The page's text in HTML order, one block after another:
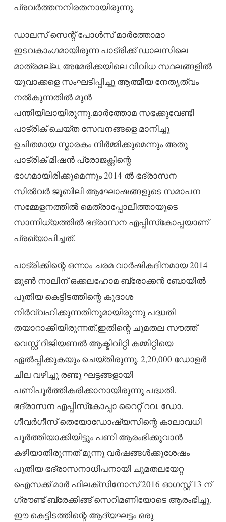
പ്രവര്‍ത്തനനിരതനായിരുന്നു.
ഡാലസ് സെന്റ് പോള്‍സ് മാര്‍ത്തോമാ
ഇടവകാംഗമായിരുന്ന പാട്രിക്ക് ഡാലസിലെ
മാത്രമല്ല, അമേരിക്കയിലെ വിവിധ സ്ഥലങ്ങളില്‍
യുവാക്കളെ സംഘടിപ്പിച്ചു ആത്മീയ നേതൃത്വം
നല്‍കുന്നതില്‍ മുന്‍
പന്തിയിലായിരുന്നു.മാര്‍ത്തോമ സഭക്കുവേണ്ടി
പാട്രിക് ചെയ്ത സേവനങ്ങളെ മാനിച്ചു
ഉചിതമായ സ്മാരകം നിര്‍മ്മിക്കുമെന്നും അതു
പാട്രിക് മിഷന്‍ പ്രോജക്റ്റിന്റെ
ഭാഗമായിരിക്കുമെന്നും 2014 ല്‍ ഭദ്രാസന
സില്‍വര്‍ ജൂബിലി ആഘോഷങ്ങളുടെ സമാപന
സമ്മേളനത്തില്‍ മെത്രാപ്പോലീത്തായുടെ
സാന്നിധ്യത്തില്‍ ഭദ്രാസന എപ്പിസ്‌കോപ്പയാണ്
പ്രഖ്യാപിച്ചത്.
പാട്രിക്കിന്റെ ഒന്നാം ചരമ വാര്‍ഷികദിനമായ 2014
ജൂണ്‍ നാലിന് ഒക്കലഹോമ ബ്രോക്കന്‍ ബോയില്‍
പുതിയ കെട്ടിടത്തിന്റെ കൂദാശ
നിര്‍വ്വഹിക്കുന്നതിനുമായിരുന്നു പദ്ധതി
തയാറാക്കിയിരുന്നത്.ഇതിന്റെ ചുമതല സൗത്ത്
വെസ്റ്റ് റീജിയണല്‍ ആക്ടിവിറ്റി കമ്മിറ്റിയെ
ഏല്‍പ്പിക്കുകയും ചെയ്തിരുന്നു. 2,20,000 ഡോളര്‍
ചില വഴിച്ചു രണ്ടു ഘട്ടങ്ങളായി
പണിപൂര്‍ത്തികരിക്കാനായിരുന്നു പദ്ധതി.
ഭദ്രാസന എപ്പിസ്‌കോപ്പാ റൈറ്റ് റവ. ഡോ.
ഗീവര്‍ഗീസ് തെയോഡോഷ്യസിന്റെ കാലാവധി
പൂര്‍ത്തിയാക്കിയിട്ടും പണി ആരംഭിക്കുവാന്‍
കഴിയാതിരുന്നത് മൂന്നു വര്‍ഷങ്ങള്‍ക്കുശേഷം
പുതിയ ഭദ്രാസനാധിപനായി ചുമതലയേറ്റ
ഐസക്ക് മാര്‍ ഫിലക്‌സിനോസ് 2016 ഓഗസ്റ്റ് 13 ന്
ഗ്രൗണ്ട് ബ്രേക്കിങ്ങ് സെറിമണിയോടെ ആരംഭിച്ചു.
ഈ കെട്ടിടത്തിന്റെ ആദ്യഘട്ടം ഒരു